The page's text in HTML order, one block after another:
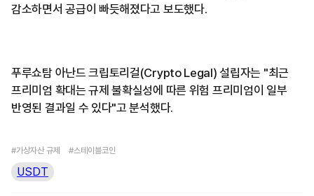
감소하면서 공급이 빠듯해졌다고 보도했다.
푸루쇼탐 아난드 크립토리걸(Crypto Legal) 설립자는 "최근
프리미엄 확대는 규제 불확실성에 따른 위험 프리미엄이 일부
반영된 결과일 수 있다"고 분석했다.
#가상자산 규제 #스테이블코인
USDT